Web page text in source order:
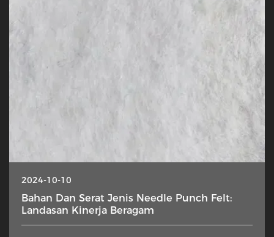
2024-10-10
Bahan Dan Serat Jenis Needle Punch Felt:
Landasan Kinerja Beragam